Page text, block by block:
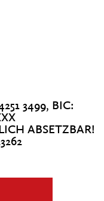
3499, BIC:
ABSETZBAR!